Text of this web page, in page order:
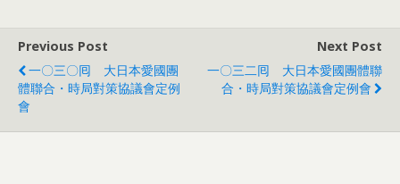
Previous Post
一〇三〇囘 大日本愛國團
體聯合・時局對策協議會定例
會
Next Post
一〇三二囘 大日本愛國團體聯
合・時局對策協議會定例會